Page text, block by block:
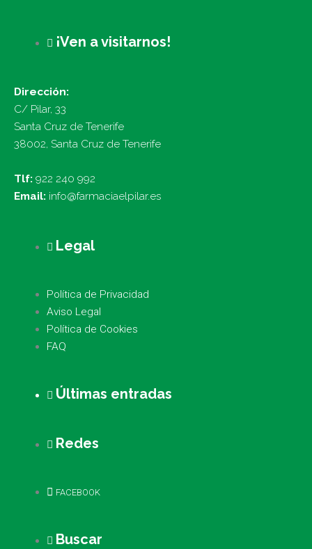
¡Ven a visitarnos!
Dirección:
C/ Pilar, 33
Santa Cruz de Tenerife
38002, Santa Cruz de Tenerife
Tlf: 922 240 992
Email: info@farmaciaelpilar.es
Legal
Política de Privacidad
Aviso Legal
Política de Cookies
FAQ
Últimas entradas
Redes
FACEBOOK
Buscar